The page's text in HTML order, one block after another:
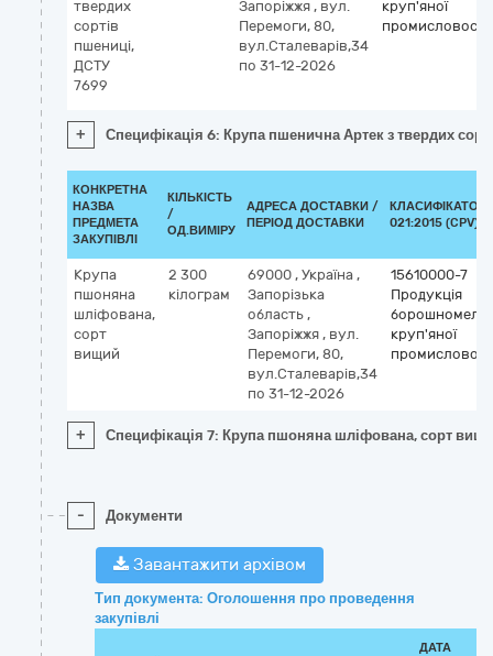
твердих
сортів
пшениці,
ДСТУ
7699
Запоріжжя , вул.
Перемоги, 80,
вул.Сталеварів,34
по 31-12-2026
круп'яної
промисловості
+ Специфікація 6: Крупа пшенична Артек з твердих
КОНКРЕТНА
НАЗВА
ПРЕДМЕТА
ЗАКУПІВЛІ
КІЛЬКІСТЬ
/
ОД.ВИМІРУ
АДРЕСА ДОСТАВКИ /
ПЕРІОД ДОСТАВКИ
КЛАСИФІКАТОР
021:2015 (CPV)
Крупа
пшоняна
шліфована,
сорт
вищий
2 300
кілограм
69000 , Україна ,
Запорізька
область ,
Запоріжжя , вул.
Перемоги, 80,
вул.Сталеварів,34
по 31-12-2026
15610000-7
Продукція
круп'яної
+ Специфікація 7: Крупа пшоняна шліфована, сорт
- Документи
Завантажити архівом
Тип документа: Оголошення про проведення
закупівлі
ДАТА